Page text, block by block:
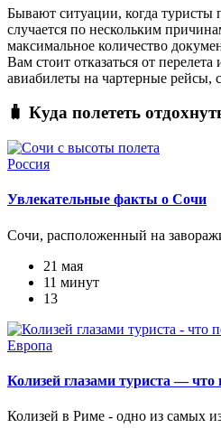
Бывают ситуации, когда туристы
случается по нескольким
максимальное количество
Вам стоит отказаться от
авиабилеты на чартерные рейсы,
🧳 Куда полететь
Россия
Увлекательные факты о Сочи
Сочи, расположенный на
21 мая
11 минут
13
Европа
Колизей глазами туриста — что
Колизей в Риме - одно из самых